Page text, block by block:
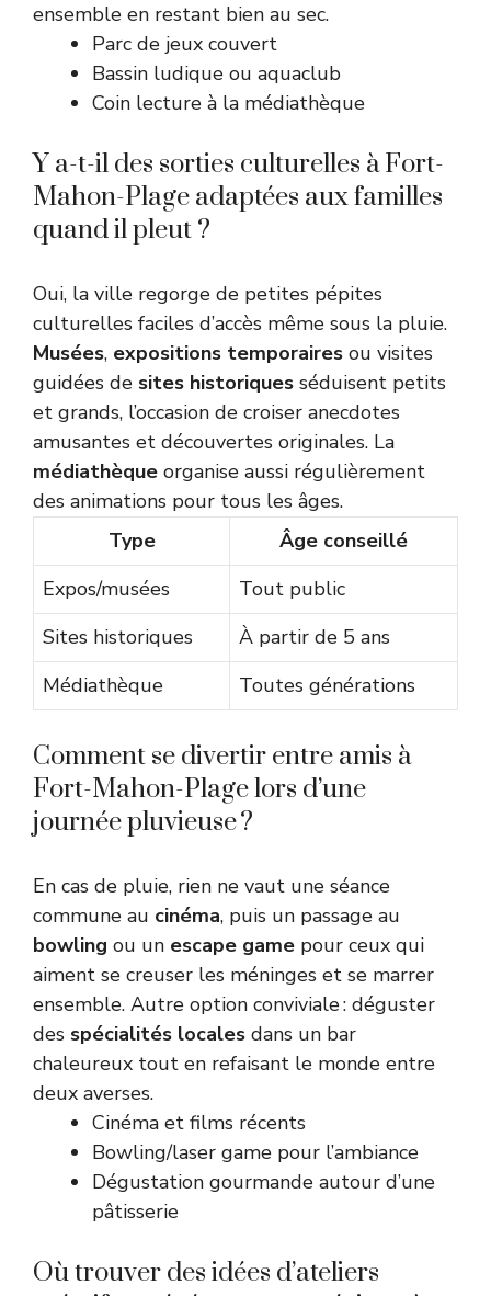
ensemble en restant bien au sec.
Parc de jeux couvert
Bassin ludique ou aquaclub
Coin lecture à la médiathèque
Y a-t-il des sorties culturelles à Fort-
Mahon-Plage adaptées aux familles
quand il pleut ?
Oui, la ville regorge de petites pépites
culturelles faciles d’accès même sous la pluie.
Musées, expositions temporaires ou visites
guidées de sites historiques séduisent petits
et grands, l’occasion de croiser anecdotes
amusantes et découvertes originales. La
médiathèque organise aussi régulièrement
des animations pour tous les âges.
Type
Âge conseillé
Expos/musées
Tout public
Sites historiques
À partir de 5 ans
Médiathèque
Toutes générations
Comment se divertir entre amis à
Fort-Mahon-Plage lors d’une
journée pluvieuse ?
En cas de pluie, rien ne vaut une séance
commune au cinéma, puis un passage au
bowling ou un escape game pour ceux qui
aiment se creuser les méninges et se marrer
ensemble. Autre option conviviale : déguster
des spécialités locales dans un bar
chaleureux tout en refaisant le monde entre
deux averses.
Cinéma et films récents
Bowling/laser game pour l’ambiance
Dégustation gourmande autour d’une
pâtisserie
Où trouver des idées d’ateliers